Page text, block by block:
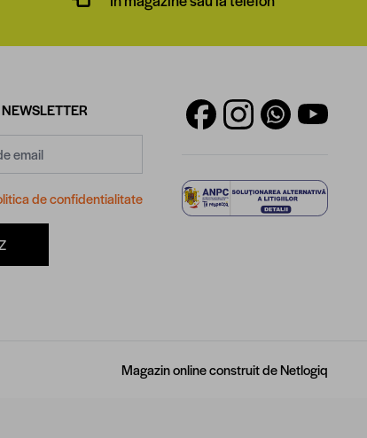
de confidentialitate
Magazin online construit deNetlogiq